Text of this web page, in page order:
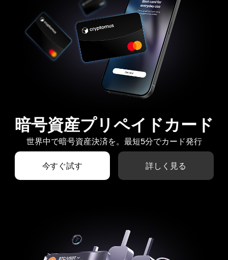
暗号資産プリペイドカード
世界中で暗号資産決済を。最短5分でカード発行
今すぐ試す 詳しく見る